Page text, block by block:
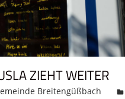
ZIEHT WEITER
Breitengüßbach